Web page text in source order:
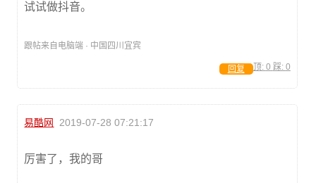
试试做抖音。
跟帖来自电脑端 · 中国四川宜宾
顶: 0 踩: 0
回复
易酷网 2019-07-28 07:21:17
厉害了，我的哥